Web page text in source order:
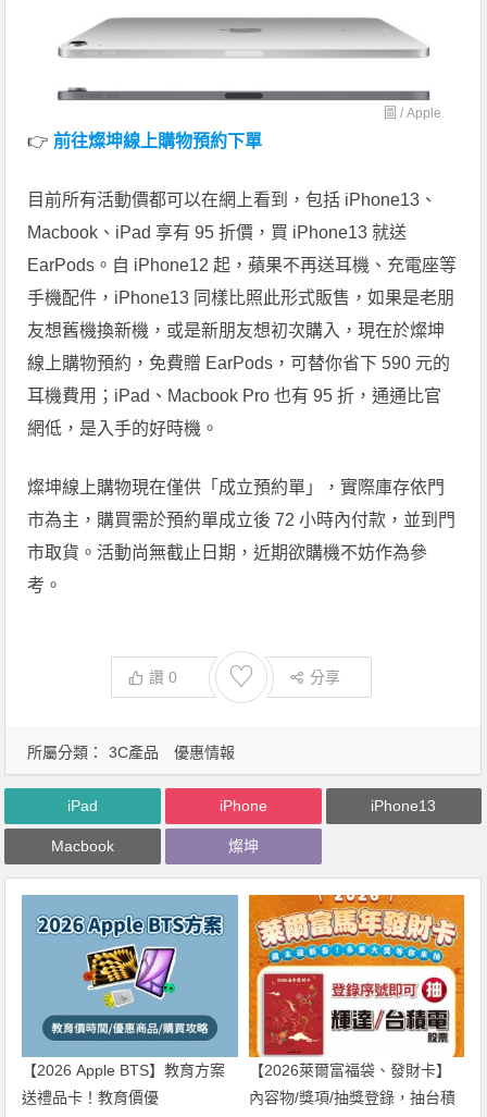
圖 / Apple
👉前往燦坤線上購物預約下單
目前所有活動價都可以在網上看到，包括 iPhone13、
Macbook、iPad 享有 95 折價，買 iPhone13 就送
EarPods。自 iPhone12 起，蘋果不再送耳機、充電座等
手機配件，iPhone13 同樣比照此形式販售，如果是老朋
友想舊機換新機，或是新朋友想初次購入，現在於燦坤
線上購物預約，免費贈 EarPods，可替你省下 590 元的
耳機費用；iPad、Macbook Pro 也有 95 折，通通比官
網低，是入手的好時機。
燦坤線上購物現在僅供「成立預約單」，實際庫存依門
市為主，購買需於預約單成立後 72 小時內付款，並到門
市取貨。活動尚無截止日期，近期欲購機不妨作為參
考。
讚0 ♡ 分享
所屬分類： 3C產品 優惠情報
iPad iPhone iPhone13
Macbook 燦坤
【2026 Apple BTS】教育方案
送禮品卡！教育價優
【2026萊爾富福袋、發財卡】
內容物/獎項/抽獎登錄，抽台積